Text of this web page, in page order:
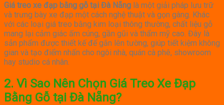
Giá treo xe đạp bằng gỗ tại Đà Nẵng là một giải pháp lưu trữ
và trưng bày xe đạp một cách nghệ thuật và gọn gàng. Khác
với các loại giá treo bằng kim loại thông thường, chất liệu gỗ
mang lại cảm giác ấm cúng, gần gũi và thẩm mỹ cao. Đây là
sản phẩm được thiết kế để gắn lên tường, giúp tiết kiệm không
gian và tạo điểm nhấn cho ngôi nhà, quán cà phê, showroom
hay studio cá nhân.
2. Vì Sao Nên Chọn Giá Treo Xe Đạp
Bằng Gỗ tại Đà Nẵng?